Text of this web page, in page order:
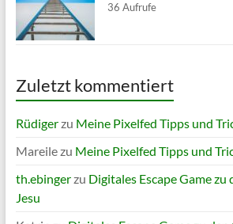
36 Aufrufe
Zuletzt kommentiert
Rüdigerzu Meine Pixelfed Tipps und
Mareilezu Meine Pixelfed Tipps und
th.ebingerzu Digitales Escape Game zu
Jesu